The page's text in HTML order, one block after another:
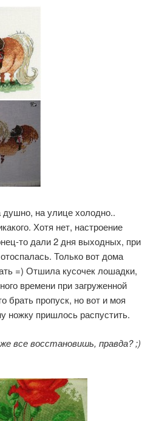
на улице холодно..
Хотя нет, настроение
то дали 2 дня выходных, при
Только вот дома
=) Отшила кусочек лошадки,
времени при загруженной
брать пропуск, но вот и моя
ножку пришлось распустить.
все восстановишь, правда? ;)